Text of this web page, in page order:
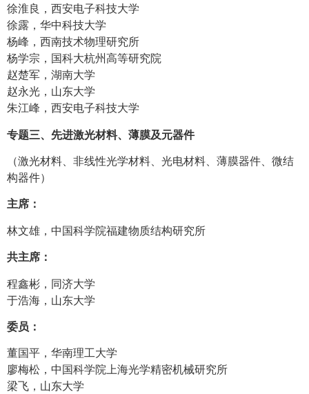
徐淮良，西安电子科技大学
徐露，华中科技大学
杨峰，西南技术物理研究所
杨学宗，国科大杭州高等研究院
赵楚军，湖南大学
赵永光，山东大学
朱江峰，西安电子科技大学
专题三、先进激光材料、薄膜及元器件
（激光材料、非线性光学材料、光电材料、薄膜器件、微结
构器件）
主席：
林文雄，中国科学院福建物质结构研究所
共主席：
程鑫彬，同济大学
于浩海，山东大学
委员：
董国平，华南理工大学
廖梅松，中国科学院上海光学精密机械研究所
梁飞，山东大学